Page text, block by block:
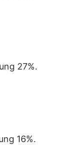
27%.
16%.